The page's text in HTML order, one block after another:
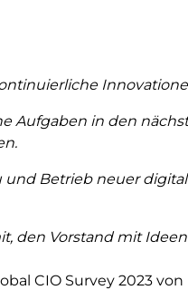
Aufgaben in den
und Betrieb neuer
den Vorstand mit
CIO Survey 2023